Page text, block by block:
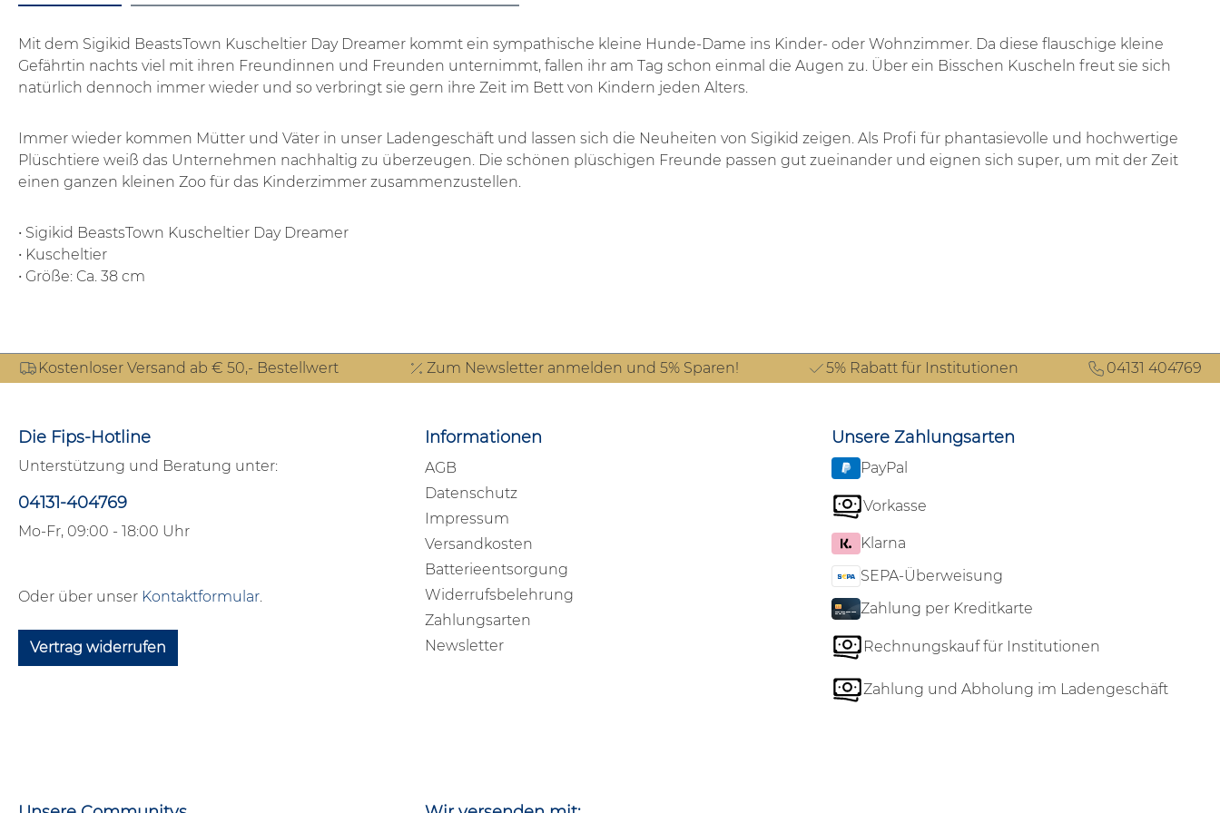
Mit dem Sigikid BeastsTown Kuscheltier Day Dreamer kommt ein sympathische kleine Hunde-Dame ins Kinder- oder Wohnzimmer. Da diese flauschige kleine
Gefährtin nachts viel mit ihren Freundinnen und Freunden unternimmt, fallen ihr am Tag schon einmal die Augen zu. Über ein Bisschen Kuscheln freut sie sich
natürlich dennoch immer wieder und so verbringt sie gern ihre Zeit im Bett von Kindern jeden Alters.
Immer wieder kommen Mütter und Väter in unser Ladengeschäft und lassen sich die Neuheiten von Sigikid zeigen. Als Profi für phantasievolle und hochwertige
Plüschtiere weiß das Unternehmen nachhaltig zu überzeugen. Die schönen plüschigen Freunde passen gut zueinander und eignen sich super, um mit der Zeit
einen ganzen kleinen Zoo für das Kinderzimmer zusammenzustellen.
• Sigikid BeastsTown Kuscheltier Day Dreamer
• Kuscheltier
• Größe: Ca. 38 cm
Kostenloser Versand ab € 50,- Bestellwert Zum Newsletter anmelden und 5% Sparen! 5% Rabatt für Institutionen 04131 404769
Die Fips-Hotline
Unterstützung und Beratung unter:
04131-404769
Mo-Fr, 09:00 - 18:00 Uhr
Oder über unser Kontaktformular.
Vertrag widerrufen
Informationen
AGB
Datenschutz
Impressum
Versandkosten
Batterieentsorgung
Widerrufsbelehrung
Zahlungsarten
Newsletter
Unsere Zahlungsarten
PayPal
Vorkasse
Klarna
SEPA-Überweisung
Zahlung per Kreditkarte
Rechnungskauf für Institutionen
Zahlung und Abholung im Ladengeschäft